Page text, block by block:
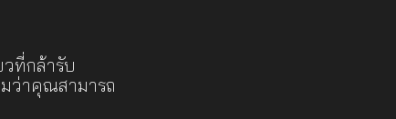
ที่กล้ารับ
ว่าคุณสามารถ